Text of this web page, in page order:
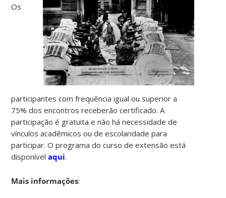
Os
participantes com frequência igual ou superior a
75% dos encontros receberão certificado. A
participação é gratuita e não há necessidade de
vínculos acadêmicos ou de escolaridade para
participar. O programa do curso de extensão está
disponívelaqui.
Mais informações: